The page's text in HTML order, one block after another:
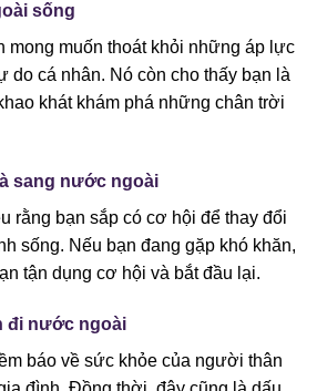
sống
mong muốn thoát khỏi những áp lực
do cá nhân. Nó còn cho thấy bạn là
khát khám phá những chân trời
sang nước ngoài
rằng bạn sắp có cơ hội để thay đổi
sống. Nếu bạn đang gặp khó khăn,
tận dụng cơ hội và bắt đầu lại.
đi nước ngoài
báo về sức khỏe của người thân